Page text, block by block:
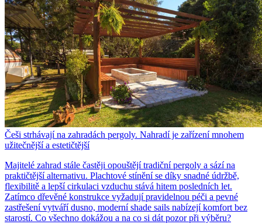
Češi strhávají na zahradách pergoly. Nahradí je zařízení mnohem
užitečnější a estetičtější
Majitelé zahrad stále častěji opouštějí tradiční pergoly a sází na
praktičtější alternativu. Plachtové stínění se díky snadné údržbě,
flexibilitě a lepší cirkulaci vzduchu stává hitem posledních let.
Zatímco dřevěné konstrukce vyžadují pravidelnou péči a pevné
zastřešení vytváří dusno, moderní shade sails nabízejí komfort bez
starostí. Co všechno dokážou a na co si dát pozor při výběru?